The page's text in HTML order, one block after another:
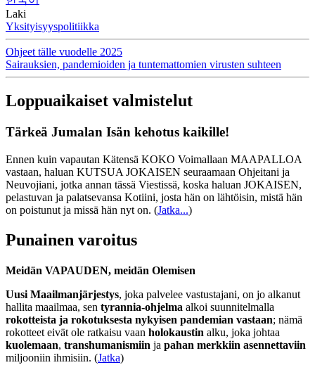
Laki
Yksityisyyspolitiikka
Ohjeet tälle vuodelle 2025
Sairauksien, pandemioiden ja tuntemattomien virusten suhteen
Loppuaikaiset valmistelut
Tärkeä Jumalan Isän kehotus kaikille!
Ennen kuin vapautan Kätensä KOKO Voimallaan MAAPALLOA
vastaan, haluan KUTSUA JOKAISEN seuraamaan Ohjeitani ja
Neuvojiani, jotka annan tässä Viestissä, koska haluan JOKAISEN,
pelastuvan ja palatsevansa Kotiini, josta hän on lähtöisin, mistä hän
on poistunut ja missä hän nyt on. (Jatka...)
Punainen varoitus
Meidän VAPAUDEN, meidän Olemisen
Uusi Maailmanjärjestys, joka palvelee vastustajani, on jo alkanut
hallita maailmaa, sen tyrannia-ohjelma alkoi suunnitelmalla
rokotteista ja rokotuksesta nykyisen pandemian vastaan; nämä
rokotteet eivät ole ratkaisu vaan holokaustin alku, joka johtaa
kuolemaan, transhumanismiin ja pahan merkkiin asennettaviin
miljooniin ihmisiin. (Jatka)